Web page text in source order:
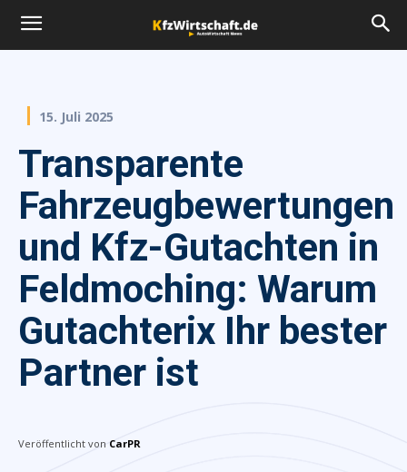
15. Juli 2025
Transparente
Fahrzeugbewertungen
und Kfz-Gutachten in
Feldmoching: Warum
Gutachterix Ihr bester
Partner ist
Veröffentlicht von CarPR